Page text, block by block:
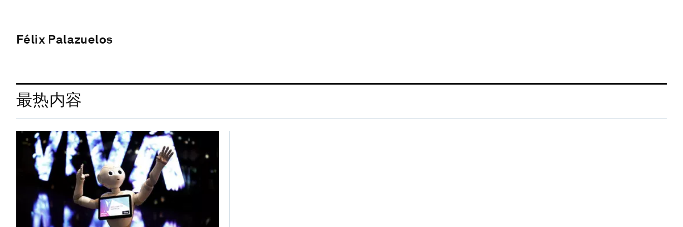
Félix Palazuelos
最热内容